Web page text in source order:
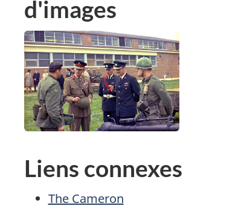
d'images
Liens connexes
The Cameron